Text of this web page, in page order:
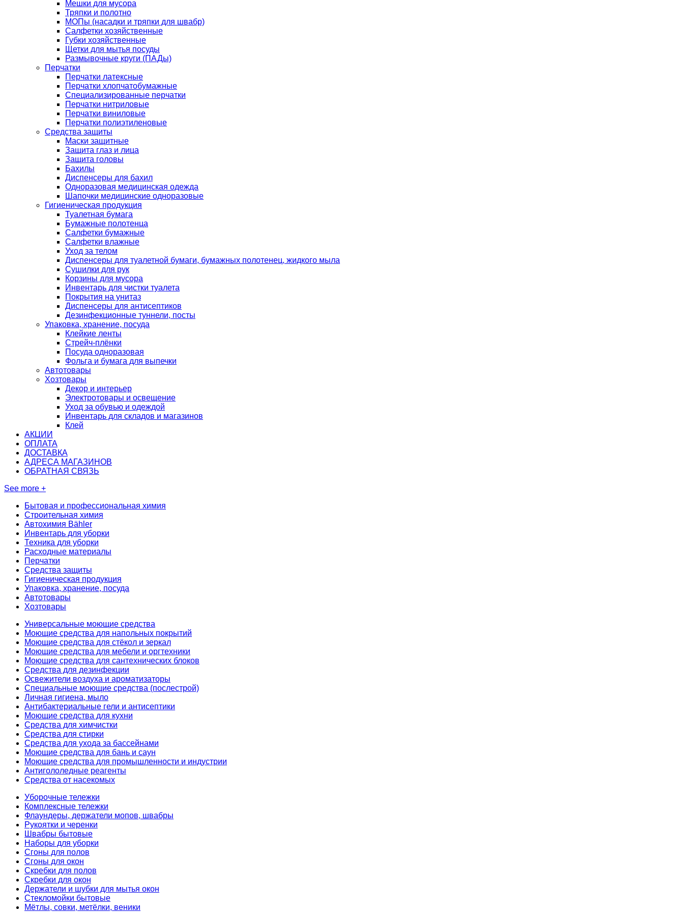
Мешки для мусора
Тряпки и полотно
МОПы (насадки и тряпки для швабр)
Салфетки хозяйственные
Губки хозяйственные
Щетки для мытья посуды
Размывочные круги (ПАДы)
Перчатки
Перчатки латексные
Перчатки хлопчатобумажные
Специализированные перчатки
Перчатки нитриловые
Перчатки виниловые
Перчатки полиэтиленовые
Средства защиты
Маски защитные
Защита глаз и лица
Защита головы
Бахилы
Диспенсеры для бахил
Одноразовая медицинская одежда
Шапочки медицинские одноразовые
Гигиеническая продукция
Туалетная бумага
Бумажные полотенца
Салфетки бумажные
Салфетки влажные
Уход за телом
Диспенсеры для туалетной бумаги, бумажных полотенец, жидкого мыла
Сушилки для рук
Корзины для мусора
Инвентарь для чистки туалета
Покрытия на унитаз
Диспенсеры для антисептиков
Дезинфекционные туннели, посты
Упаковка, хранение, посуда
Клейкие ленты
Стрейч-плёнки
Посуда одноразовая
Фольга и бумага для выпечки
Автотовары
Хозтовары
Декор и интерьер
Электротовары и освещение
Уход за обувью и одеждой
Инвентарь для складов и магазинов
Клей
АКЦИИ
ОПЛАТА
ДОСТАВКА
АДРЕСА МАГАЗИНОВ
ОБРАТНАЯ СВЯЗЬ
See more +
Бытовая и профессиональная химия
Строительная химия
Автохимия Bähler
Инвентарь для уборки
Техника для уборки
Расходные материалы
Перчатки
Средства защиты
Гигиеническая продукция
Упаковка, хранение, посуда
Автотовары
Хозтовары
Универсальные моющие средства
Моющие средства для напольных покрытий
Моющие средства для стёкол и зеркал
Моющие средства для мебели и оргтехники
Моющие средства для сантехнических блоков
Средства для дезинфекции
Освежители воздуха и ароматизаторы
Специальные моющие средства (послестрой)
Личная гигиена, мыло
Антибактериальные гели и антисептики
Моющие средства для кухни
Средства для химчистки
Средства для стирки
Средства для ухода за бассейнами
Моющие средства для бань и саун
Моющие средства для промышленности и индустрии
Антигололедные реагенты
Средства от насекомых
Уборочные тележки
Комплексные тележки
Флаундеры, держатели мопов, швабры
Рукоятки и черенки
Швабры бытовые
Наборы для уборки
Сгоны для полов
Сгоны для окон
Скребки для полов
Скребки для окон
Держатели и шубки для мытья окон
Стекломойки бытовые
Мётлы, совки, метёлки, веники